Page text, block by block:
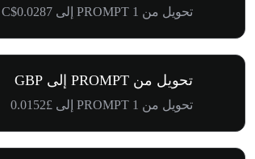
تحويل من 1 PROMPT إلى C$0.0287
تحويل من PROMPT إلى GBP
تحويل من 1 PROMPT إلى £0.0152